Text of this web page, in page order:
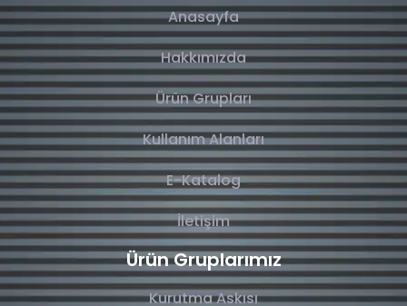
Anasayfa
Hakkımızda
Ürün Grupları
Kullanım Alanları
E-Katalog
İletişim
Ürün Gruplarımız
Kurutma Askısı